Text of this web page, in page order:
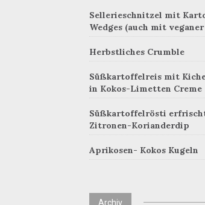
Sellerieschnitzel mit
Wedges (auch mit veganer
Herbstliches Crumble
Süßkartoffelreis mit
in Kokos-Limetten Creme
Süßkartoffelrösti
Zitronen-Korianderdip
Aprikosen- Kokos Kugeln
Archiv